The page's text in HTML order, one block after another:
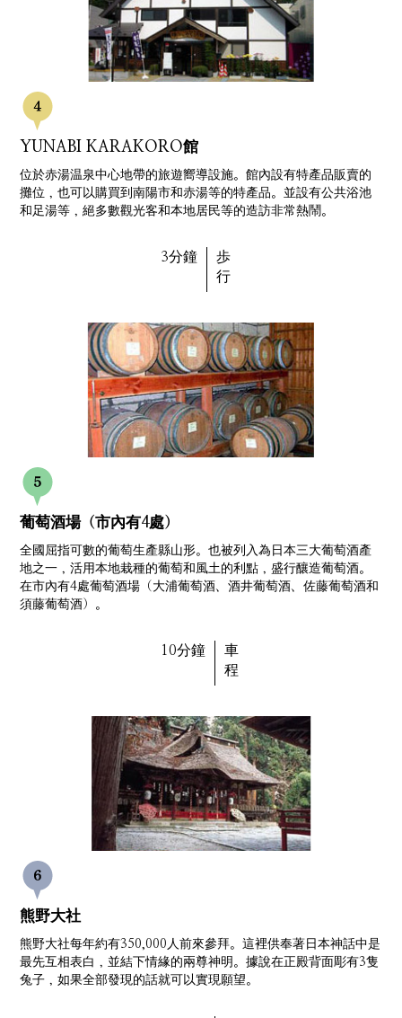
YUNABI KARAKORO館
位於赤湯温泉中心地帶的旅遊嚮導設施。館內設有特產品販賣的
攤位，也可以購買到南陽市和赤湯等的特產品。並設有公共浴池
和足湯等，絕多數觀光客和本地居民等的造訪非常熱鬧。
3分鐘
歩
行
葡萄酒場（市內有4處）
全國屈指可數的葡萄生產縣山形。也被列入為日本三大葡萄酒產
地之一，活用本地栽種的葡萄和風土的利點，盛行釀造葡萄酒。
在市內有4處葡萄酒場（大浦葡萄酒、酒井葡萄酒、佐藤葡萄酒和
須藤葡萄酒）。
10分鐘
車
程
熊野大社
熊野大社每年約有350,000人前來參拜。這裡供奉著日本神話中是
最先互相表白，並結下情緣的兩尊神明。據說在正殿背面彫有3隻
兔子，如果全部發現的話就可以實現願望。